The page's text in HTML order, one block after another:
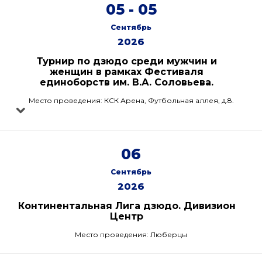
05 - 05
Сентябрь
2026
Турнир по дзюдо среди мужчин и
женщин в рамках Фестиваля
единоборств им. В.А. Соловьева.
Место проведения: КСК Арена, Футбольная аллея, д.8.
06
Сентябрь
2026
Континентальная Лига дзюдо. Дивизион
Центр
Место проведения: Люберцы